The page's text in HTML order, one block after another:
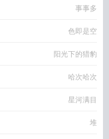
事事多
色即是空
阳光下的猎豹
哈次哈次
星河满目
堆